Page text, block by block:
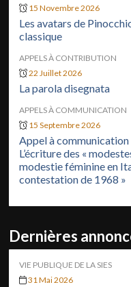
15 Novembre 2026
Les avatars de
classique
APPELS À CONTRIBUTION
22 Juillet 2026
La parola disegnata
APPELS À COMMUNICATION
15 Septembre 2026
Appel à
L’écriture des «
modestie féminine en
contestation de 1968 »
Dernières
VIE PUBLIQUE DE LA SIES
31 Mai 2026